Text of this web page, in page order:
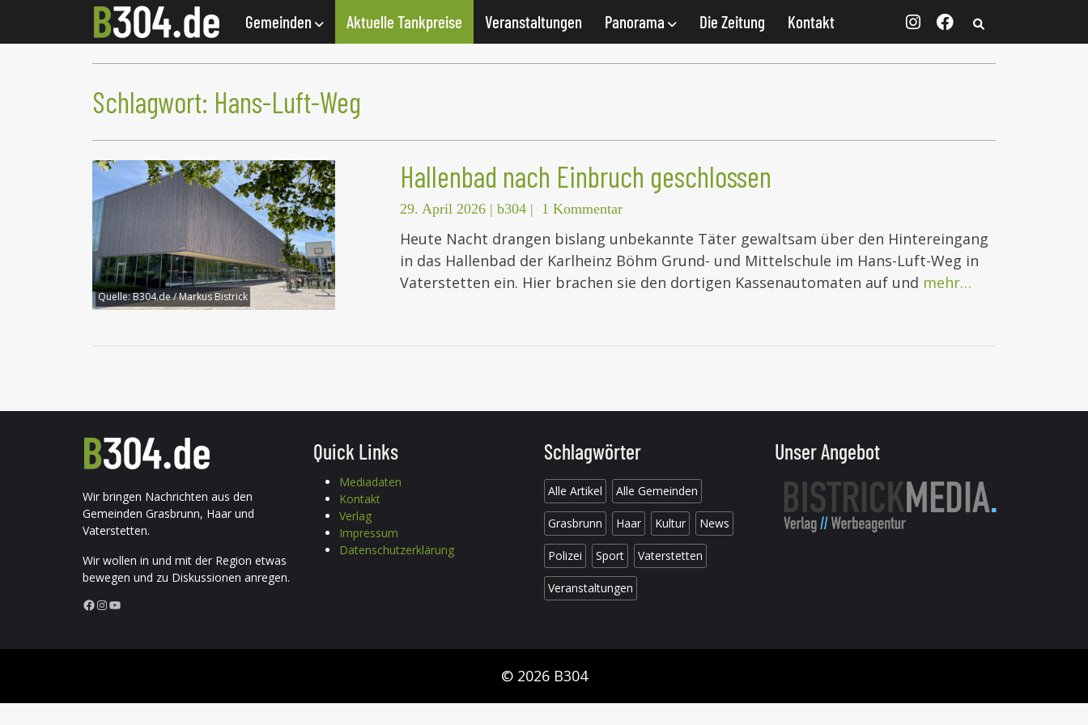
Gemeinden Aktuelle Tankpreise Veranstaltungen Panorama Die Zeitung Kontakt
Schlagwort: Hans-Luft-Weg
Quelle:B304.de / Markus Bistrick
Hallenbad nach Einbruch geschlossen
29. April 2026 | b304 | 1 Kommentar
Heute Nacht drangen bislang unbekannte Täter gewaltsam über den Hintereingang
in das Hallenbad der Karlheinz Böhm Grund- und Mittelschule im Hans-Luft-Weg in
Vaterstetten ein. Hier brachen sie den dortigen Kassenautomaten auf und mehr…
Wir bringen Nachrichten aus den
Gemeinden Grasbrunn, Haar und
Vaterstetten.
Wir wollen in und mit der Region etwas
bewegen und zu Diskussionen anregen.
Facebook InstagramYouTube
Quick Links
Mediadaten
Kontakt
Verlag
Impressum
Datenschutzerklärung
Schlagwörter
Alle Artikel Alle Gemeinden
Grasbrunn Haar Kultur News
Polizei Sport Vaterstetten
Veranstaltungen
Unser Angebot
© 2026 B304